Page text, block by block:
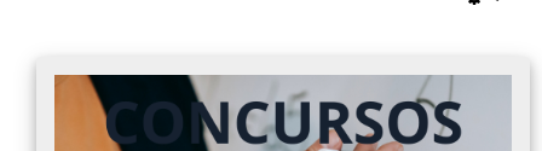
Notícias